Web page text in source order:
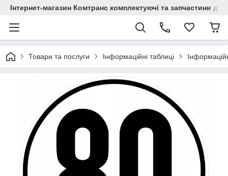
Інтернет-магазин Комтранс комплектуючі та запчастини
Товари та послуги Інформаційні таблиці